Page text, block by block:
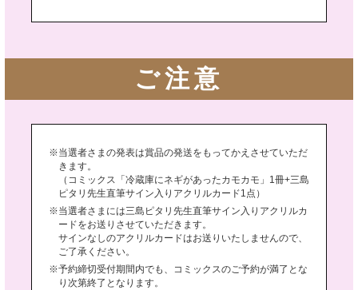
ご注意
当選者さまの発表は賞品の発送をもってかえさせていただ
きます。
（コミックス「冷蔵庫にネギがあったカモカモ」1冊+三島
ピタリ先生直筆サイン入りアクリルカード1点）
当選者さまには三島ピタリ先生直筆サイン入りアクリルカ
ードをお送りさせていただきます。
サインなしのアクリルカードはお送りいたしませんので、
ご了承ください。
予約締切受付期間内でも、コミックスのご予約が満了とな
り次第終了となります。